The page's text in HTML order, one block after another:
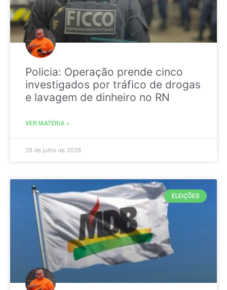
Policia: Operação prende cinco
investigados por tráfico de drogas
e lavagem de dinheiro no RN
VER MATÉRIA »
28 de julho de 2026
ELEIÇÕES